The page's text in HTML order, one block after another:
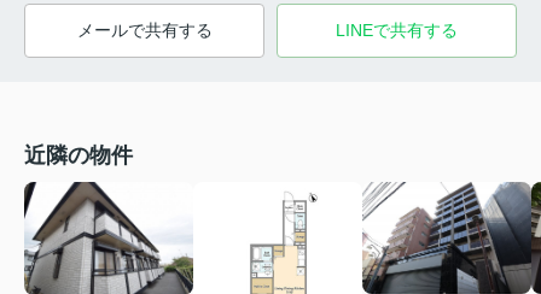
メールで共有する LINEで共有する
近隣の物件